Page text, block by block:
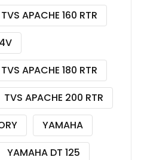
TVS APACHE 160 RTR
TVS APACHE 180 RTR
TVS APACHE 200 RTR
YAMAHA
YAMAHA DT 125